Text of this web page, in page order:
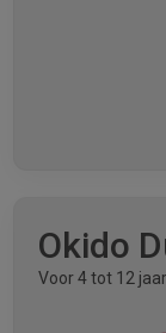
Okido
Voor 4 tot 12 jaar